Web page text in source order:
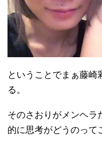
ということでまぁ藤崎
る。
そのさおりがメンヘラ
的に思考がどうのって